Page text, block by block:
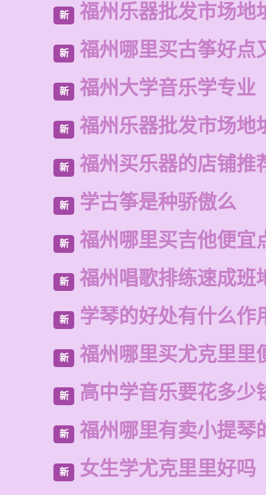
新 福州乐器批发市场地
新 福州哪里买古筝好点
新 福州大学音乐学专业
新 福州乐器批发市场地
新 福州买乐器的店铺推
新 学古筝是种骄傲么
新 福州哪里买吉他便宜
新 福州唱歌排练速成班
新 学琴的好处有什么作
新 福州哪里买尤克里里
新 高中学音乐要花多少
新 福州哪里有卖小提琴
新 女生学尤克里里好吗